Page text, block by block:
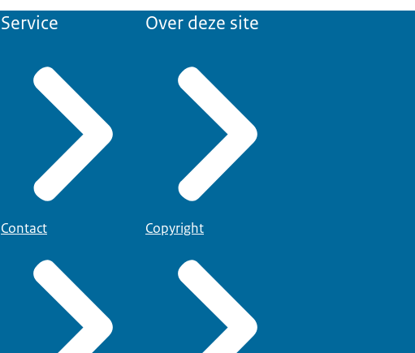
Service
Contact
Over deze site
Copyright